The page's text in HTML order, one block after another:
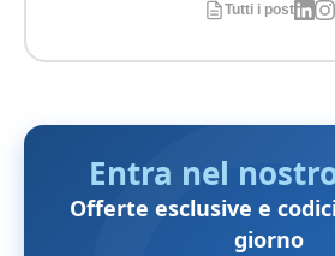
Tutti i post
Entra nel
Offerte esclusive e
giorno